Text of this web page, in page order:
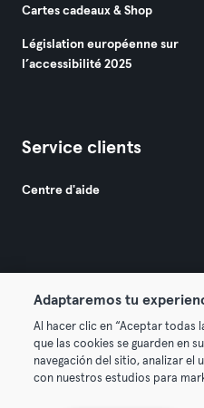
Cartes cadeaux & Shop
Législation européenne sur
l’accessibilité 2025
Service clients
Centre d'aide
Conditions générales
Mentions légales Résilier
Adaptaremos tu
Al hacer clic en “Aceptar todas
que las cookies se guarden en
navegación del sitio, analizar el
con nuestros estudios para